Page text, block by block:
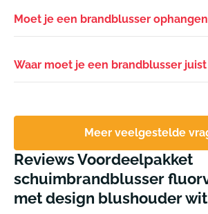
Moet je een brandblusser
Waar moet je een brandblusser
Meer veelgestelde
Reviews Voordeelpakket
schuimbrandblusser
met design blushouder wit